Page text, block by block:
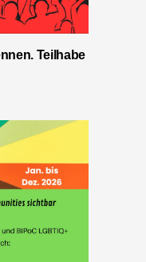
Teilhabe